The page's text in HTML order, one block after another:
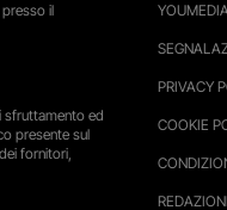
PRIVACY
COOKIE
il
sfruttamento ed
presente sul
fornitori,